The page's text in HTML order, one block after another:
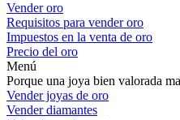
Vender oro
Requisitos para vender oro
Impuestos en la venta de oro
Precio del oro
Menú
Porque una joya bien valorada
Vender joyas de oro
Vender diamantes